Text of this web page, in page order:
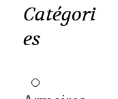
Catégori
es